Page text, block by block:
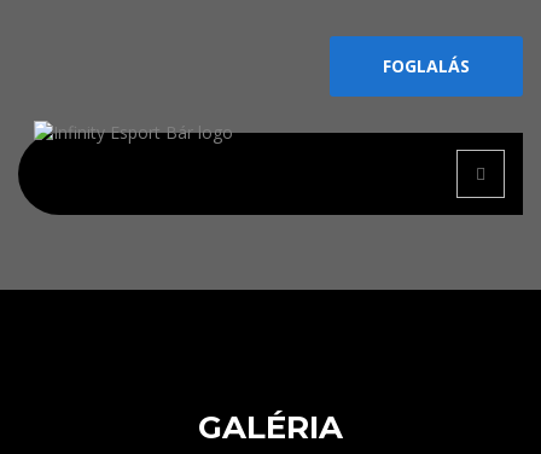
FOGLALÁS
GALÉRIA